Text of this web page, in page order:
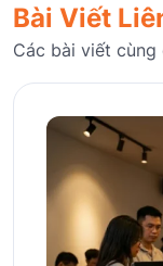
Bài Viết
Các bài viết cùng